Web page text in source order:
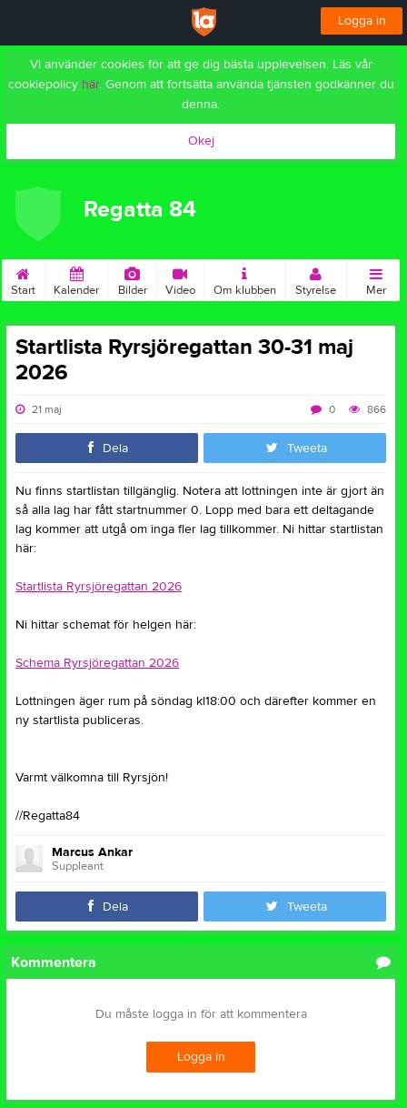
Logga in
Vi använder cookies för att ge dig bästa upplevelsen. Läs vår
cookiepolicy här. Genom att fortsätta använda tjänsten godkänner du
denna.
Okej
Regatta 84
Start Kalender Bilder Video Om klubben Styrelse Mer
Startlista Ryrsjöregattan 30-31 maj
2026
21 maj 866
0
Dela Tweeta
Nu finns startlistan tillgänglig. Notera att lottningen inte är gjort än
så alla lag har fått startnummer 0. Lopp med bara ett deltagande
lag kommer att utgå om inga fler lag tillkommer. Ni hittar startlistan
här:
Startlista Ryrsjöregattan 2026
Ni hittar schemat för helgen här:
Schema Ryrsjöregattan 2026
Lottningen äger rum på söndag kl18:00 och därefter kommer en
ny startlista publiceras.
Varmt välkomna till Ryrsjön!
//Regatta84
Marcus Ankar
Suppleant
Dela Tweeta
Kommentera
Du måste logga in för att kommentera
Logga in